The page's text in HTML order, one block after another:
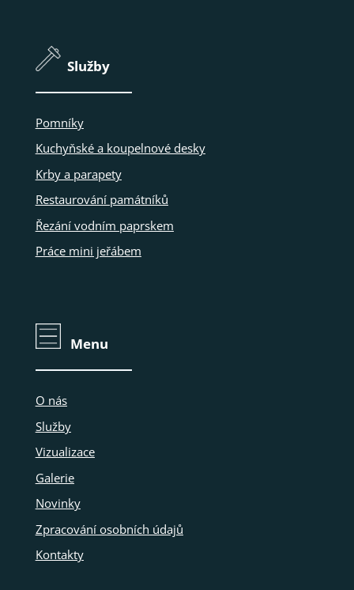
Služby
Pomníky
Kuchyňské a koupelnové desky
Krby a parapety
Restaurování památníků
Řezání vodním paprskem
Práce mini jeřábem
Menu
O nás
Služby
Vizualizace
Galerie
Novinky
Zpracování osobních údajů
Kontakty